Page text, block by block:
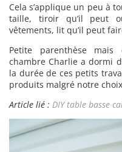
Cela s’applique un peu à
taille, tiroir qu’il peut
vêtements, lit qu’il peut
Petite parenthèse
chambre Charlie a dormi
la durée de ces petits
produits malgré notre
Article lié : DIY table basse